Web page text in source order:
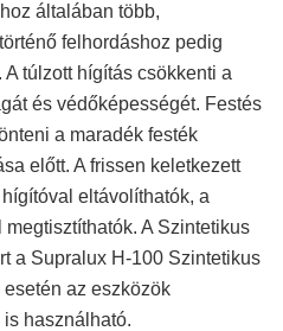
általában több,
felhordáshoz pedig
túlzott hígítás csökkenti a
és védőképességét. Festés
a maradék festék
előtt. A frissen keletkezett
eltávolíthatók, a
A Szintetikus
a Supralux H-100 Szintetikus
az eszközök
használható.